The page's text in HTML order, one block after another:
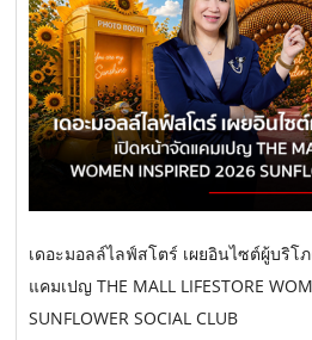
เดอะมอลล์ไลฟ์สโตร์ เผยอินไซต์ผู้บริโ
แคมเปญ THE MALL LIFESTORE
SUNFLOWER SOCIAL CLUB